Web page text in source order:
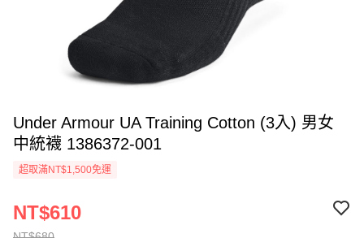
Under Armour UA Training Cotton (3入) 男女
中統襪 1386372-001
超取滿NT$1,500免運
NT$610